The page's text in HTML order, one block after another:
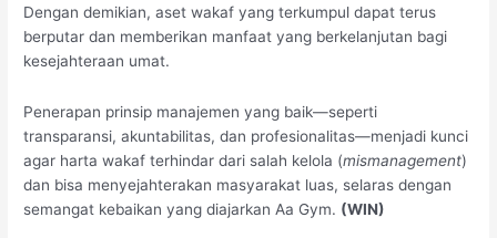
Dengan demikian, aset wakaf yang terkumpul dapat terus
berputar dan memberikan manfaat yang berkelanjutan bagi
kesejahteraan umat.
Penerapan prinsip manajemen yang baik—seperti
transparansi, akuntabilitas, dan profesionalitas—menjadi kunci
agar harta wakaf terhindar dari salah kelola (mismanagement)
dan bisa menyejahterakan masyarakat luas, selaras dengan
semangat kebaikan yang diajarkan Aa Gym. (WIN)